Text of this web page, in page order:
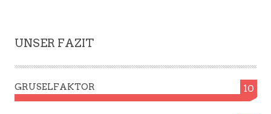
UNSER FAZIT
GRUSELFAKTOR 10